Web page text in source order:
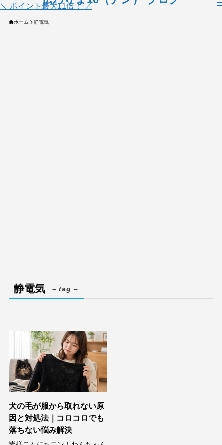
＼ ポイント最大11倍！ ／
ホーム 静電気
静電気 – tag –
犬の毛が服から取れない原
因と対処法｜コロコロでも
落ちない悩み解決